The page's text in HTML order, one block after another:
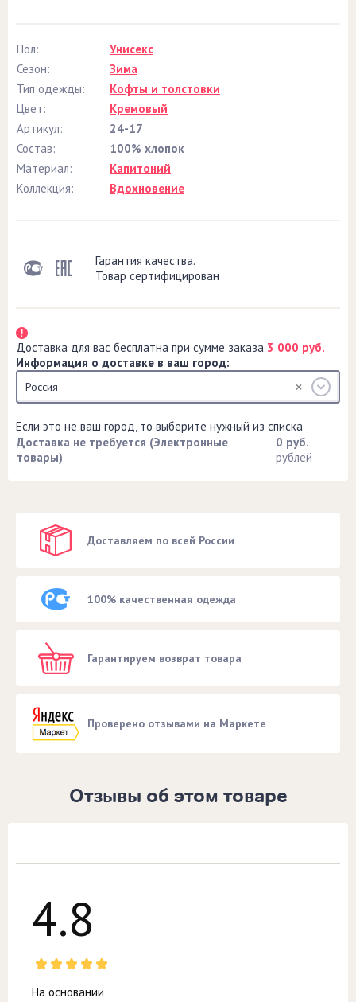
Пол:
Унисекс
Сезон:
Зима
Тип одежды:
Кофты и толстовки
Цвет:
Кремовый
Артикул:
24-17
Состав:
100% хлопок
Материал:
Капитоний
Коллекция:
Вдохновение
Гарантия качества.
Товар сертифицирован
Доставка для вас бесплатна при сумме заказа 3 000 руб.
Информация о доставке в ваш город:
Россия
Если это не ваш город, то выберите нужный из списка
Доставка не требуется (Электронные
товары)
0 руб.
рублей
Доставляем по всей России
100% качественная одежда
Гарантируем возврат товара
Проверено отзывами на Маркете
Отзывы об этом товаре
4.8
На основании